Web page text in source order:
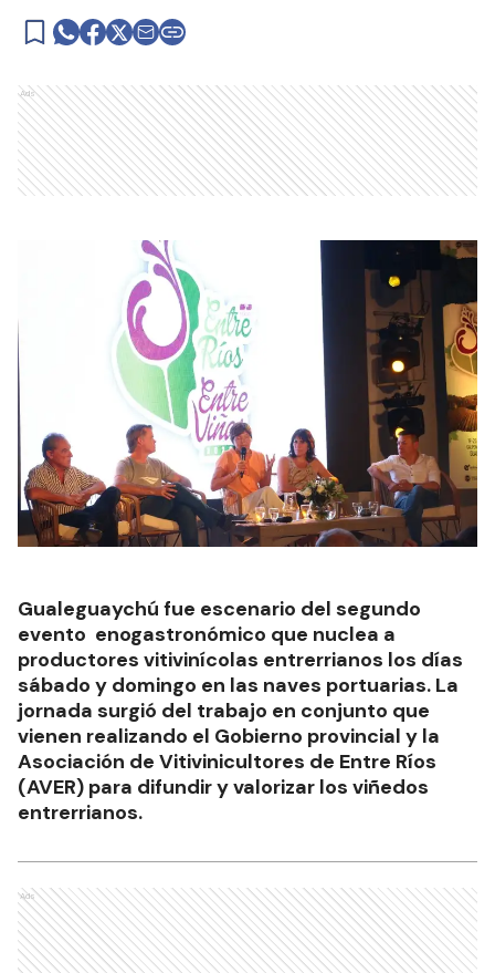
Ads
Gualeguaychú fue escenario del segundo
evento enogastronómico que nuclea a
productores vitivinícolas entrerrianos los días
sábado y domingo en las naves portuarias. La
jornada surgió del trabajo en conjunto que
vienen realizando el Gobierno provincial y la
Asociación de Vitivinicultores de Entre Ríos
(AVER) para difundir y valorizar los viñedos
entrerrianos.
Ads